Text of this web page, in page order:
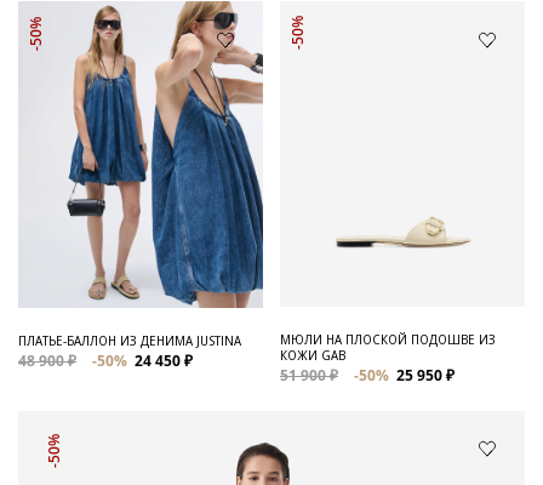
-50%
ПЛАТЬЕ-БАЛЛОН ИЗ ДЕНИМА JUSTINA
48 900 ₽ -50% 24 450 ₽
-50%
МЮЛИ НА ПЛОСКОЙ ПОДОШВЕ ИЗ
КОЖИ GAB
51 900 ₽ -50% 25 950 ₽
-50%